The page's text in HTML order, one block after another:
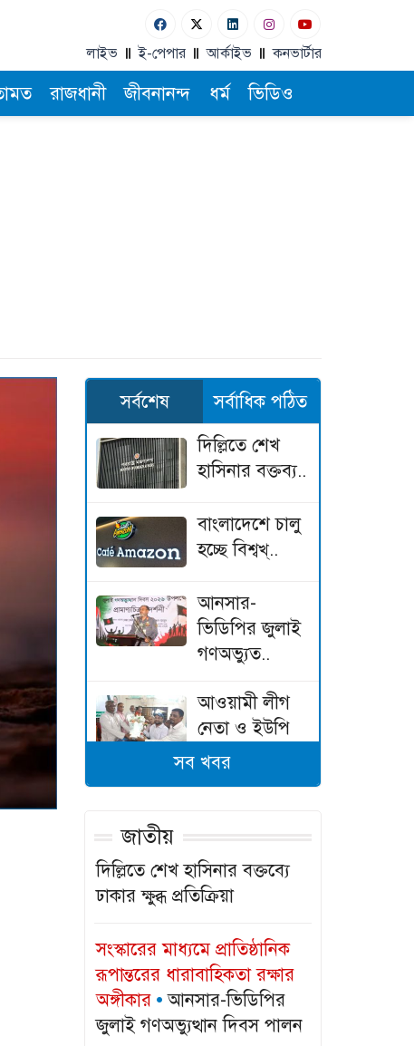
লাইভ ই-পেপার আর্কাইভ কনভার্টার
রাজধানী জীবনানন্দ ধর্ম ভিডিও
সর্বশেষ
সর্বাধিক পঠিত
দিল্লিতে শেখ
হাসিনার বক্তব্য..
বাংলাদেশে চালু
হচ্ছে বিশ্বখ্..
আনসার-
ভিডিপির জুলাই
গণঅভ্যুত..
আওয়ামী লীগ
নেতা ও ইউপি
চেয়া..
‎এত গুম-খুন
করেও আওয়ামী
লীগে..
গকসু এজিএসের
বক্তব্য ঘিরে
উত..
সব খবর
জাতীয়
দিল্লিতে শেখ হাসিনার বক্তব্যে
ঢাকার ক্ষুব্ধ প্রতিক্রিয়া
সংস্কারের মাধ্যমে প্রাতিষ্ঠানিক
রূপান্তরের ধারাবাহিকতা রক্ষার
অঙ্গীকার আনসার-ভিডিপির
জুলাই গণঅভ্যুত্থান দিবস পালন